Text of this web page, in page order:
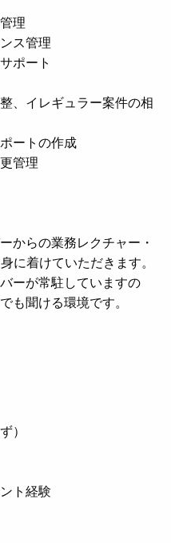
理
ス管理
ポート
、イレギュラー案件の相
ートの作成
管理
からの業務レクチャー・
に着けていただきます。
ーが常駐していますの
も聞ける環境です。
）
ト経験